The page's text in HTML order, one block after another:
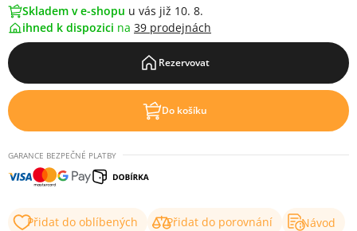
Skladem v e-shopu u vás již 10. 8.
ihned k dispozici na 39 prodejnách
Rezervovat
Do košíku
GARANCE BEZPEČNÉ PLATBY
Přidat do oblíbených Přidat do porovnání
Návod